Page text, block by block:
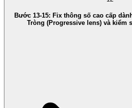
Bước 13-15: Fix thông số cao cấp
Tròng (Progressive lens) và kiểm